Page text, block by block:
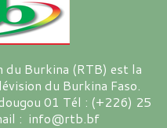
du Burkina (RTB) est la
du Burkina Faso.
01 Tél : (+226) 25
: info@rtb.bf